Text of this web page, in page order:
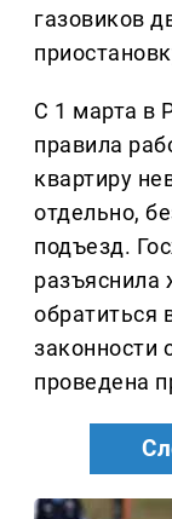
газовиков
С 1 марта в
правила
квартиру
отдельно,
подъезд.
разъяснила
обратиться
законности
проведена